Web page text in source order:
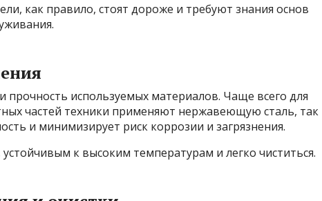
как правило, стоят дороже и требуют знания основ
прочность используемых материалов. Чаще всего для
частей техники применяют нержавеющую сталь, так
и минимизирует риск коррозии и загрязнения.
к высоким температурам и легко чиститься.